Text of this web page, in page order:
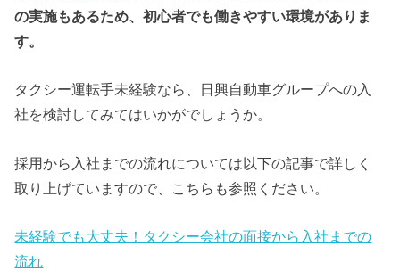
の実施もあるため、初心者でも働きやすい環境がありま
す。
タクシー運転手未経験なら、日興自動車グループへの入
社を検討してみてはいかがでしょうか。
採用から入社までの流れについては以下の記事で詳しく
取り上げていますので、こちらも参照ください。
未経験でも大丈夫！タクシー会社の面接から入社までの
流れ